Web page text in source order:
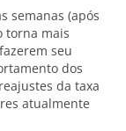
semanas (após
torna mais
seu
dos
da taxa
atualmente